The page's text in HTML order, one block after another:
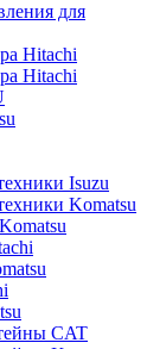
для
Hitachi
Hitachi
Isuzu
Komatsu
CAT